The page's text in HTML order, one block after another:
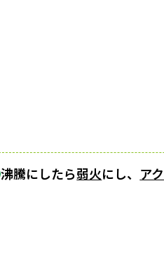
沸騰にしたら弱火にし、 アク